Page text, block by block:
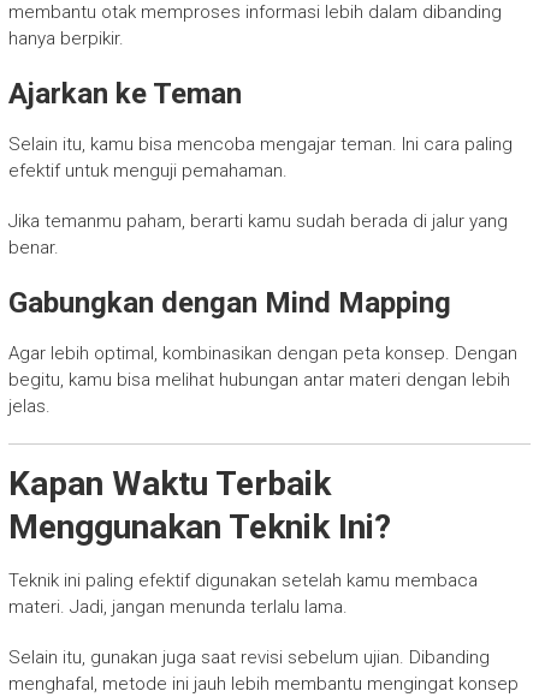
membantu otak memproses informasi lebih dalam dibanding
hanya berpikir.
Ajarkan ke Teman
Selain itu, kamu bisa mencoba mengajar teman. Ini cara paling
efektif untuk menguji pemahaman.
Jika temanmu paham, berarti kamu sudah berada di jalur yang
benar.
Gabungkan dengan Mind Mapping
Agar lebih optimal, kombinasikan dengan peta konsep. Dengan
begitu, kamu bisa melihat hubungan antar materi dengan lebih
jelas.
Kapan Waktu Terbaik
Menggunakan Teknik Ini?
Teknik ini paling efektif digunakan setelah kamu membaca
materi. Jadi, jangan menunda terlalu lama.
Selain itu, gunakan juga saat revisi sebelum ujian. Dibanding
menghafal, metode ini jauh lebih membantu mengingat konsep